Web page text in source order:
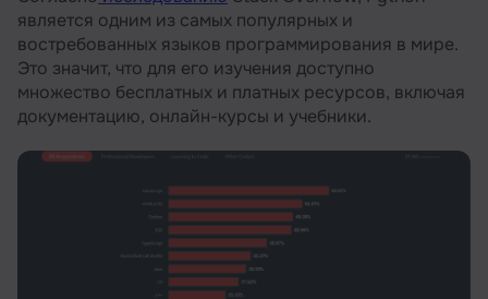
является одним из самых популярных и
востребованных языков программирования в мире.
Это значит, что для его изучения доступно
множество бесплатных и платных ресурсов, включая
документацию, онлайн-курсы и учебники.